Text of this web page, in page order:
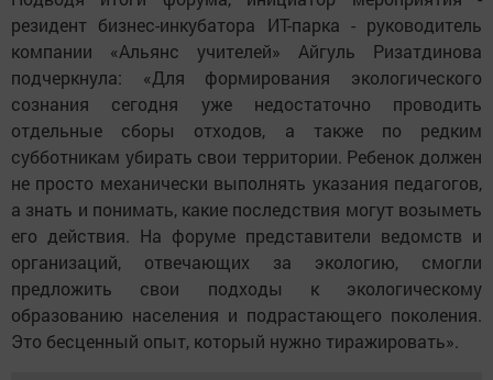
резидент бизнес-инкубатора ИТ-парка - руководитель
компании «Альянс учителей» Айгуль Ризатдинова
подчеркнула: «Для формирования экологического
сознания сегодня уже недостаточно проводить
отдельные сборы отходов, а также по редким
субботникам убирать свои территории. Ребенок должен
не просто механически выполнять указания педагогов,
а знать и понимать, какие последствия могут возыметь
его действия. На форуме представители ведомств и
организаций, отвечающих за экологию, смогли
предложить свои подходы к экологическому
образованию населения и подрастающего поколения.
Это бесценный опыт, который нужно тиражировать».